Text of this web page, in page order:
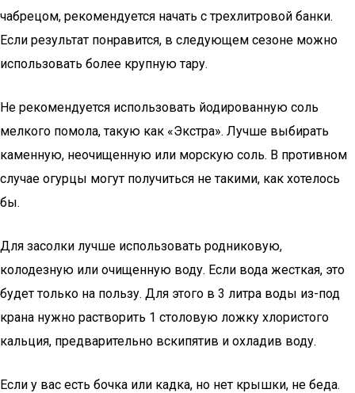
чабрецом, рекомендуется начать с трехлитровой банки.
Если результат понравится, в следующем сезоне можно
использовать более крупную тару.
Не рекомендуется использовать йодированную соль
мелкого помола, такую как «Экстра». Лучше выбирать
каменную, неочищенную или морскую соль. В противном
случае огурцы могут получиться не такими, как хотелось
бы.
Для засолки лучше использовать родниковую,
колодезную или очищенную воду. Если вода жесткая, это
будет только на пользу. Для этого в 3 литра воды из-под
крана нужно растворить 1 столовую ложку хлористого
кальция, предварительно вскипятив и охладив воду.
Если у вас есть бочка или кадка, но нет крышки, не беда.